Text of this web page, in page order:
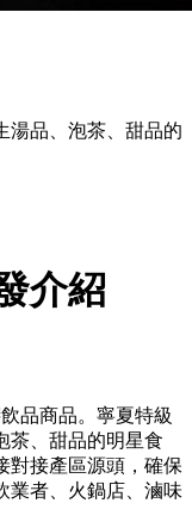
湯品、泡茶、甜品的
介紹
品商品。寧夏特級
茶、甜品的明星食
對接產區源頭，確保
業者、火鍋店、滷味